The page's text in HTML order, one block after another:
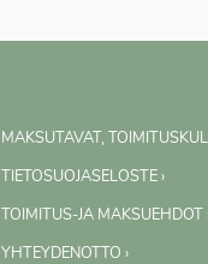
MAKSUTAVAT,
TIETOSUOJASELOSTE ›
TOIMITUS-JA MAKSUEHDOT
YHTEYDENOTTO ›